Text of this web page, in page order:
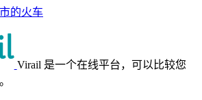
的火车
Virail 是一个在线平台，可以比较您